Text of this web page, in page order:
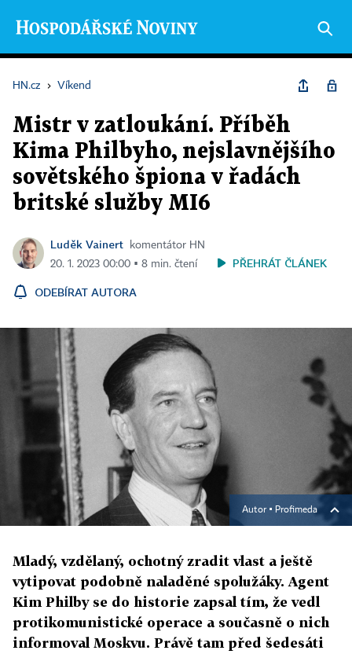
HN.cz › Víkend
Mistr v zatloukání. Příběh
Kima Philbyho, nejslavnějšího
sovětského špiona v řadách
britské služby MI6
Luděk Vainert
komentátor HN
20. 1. 2023 00:00 ▪ 8 min. čtení
PŘEHRÁT ČLÁNEK
ODEBÍRAT AUTORA
Autor ▪ Profimeda
Mladý, vzdělaný, ochotný zradit vlast a ještě
vytipovat podobně naladěné spolužáky. Agent
Kim Philby se do historie zapsal tím, že vedl
protikomunistické operace a současně o nich
informoval Moskvu. Právě tam před šedesáti